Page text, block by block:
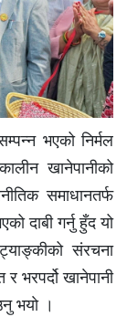
भएको निर्मल
खानेपानीको
समाधानतर्फ
दाबी गर्नु हुँद यो
संरचना
र भरपर्दो खानेपानी
भयाे ।